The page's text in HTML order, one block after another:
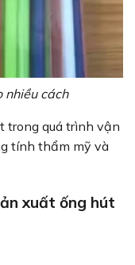
nhiều cách
trong quá trình vận
tính thẩm mỹ và
xuất ống hút